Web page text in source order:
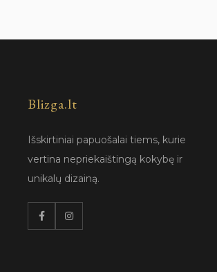
Blizga.lt
Išskirtiniai papuošalai tiems, kurie
vertina nepriekaištingą kokybę ir
unikalų dizainą.